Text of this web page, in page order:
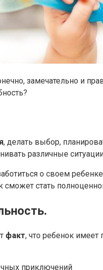
замечательно и
, делать выбор,
различные
о своем
сможет стать
факт, что ребенок имеет
приключений